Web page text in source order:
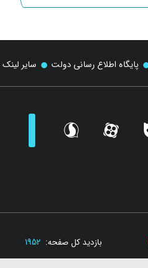
پایگاه اطلاع رسانی دولت سایر
bale
aparat
sorosh
بازدید کل صفحه: 1952